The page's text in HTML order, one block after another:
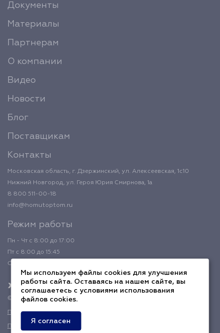
Документы
Материалы
Партнерам
О компании
Видео
Новости
Блог
Поставщикам
Контакты
Московская область, г. Дзержинский, ул. Алексеевская, 1с10
Нижний Новгород, ул. Героя Юрия Смирнова, 1а
8 800 511-00-18
info@homutoptom.ru
Режим работы
Пн - Чт с 8:00 до 17:00
Пт с 8:00 до 15:45
Обед с 12:00 до 12:45
© 2026 ХомутОптом
Политика конфиденциальности
Публичная оферта
Мы используем файлы cookies для улучшения
работы сайта. Оставаясь на нашем сайте, вы
соглашаетесь с условиями использования
файлов cookies.
Я согласен